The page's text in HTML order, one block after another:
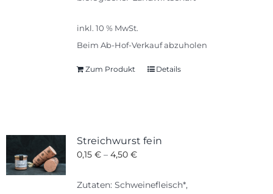
inkl. 10 % MwSt.
Beim Ab-Hof-Verkauf abzuholen
Zum Produkt Details
Streichwurst fein
0,15 €– 4,50 €
Zutaten: Schweinefleisch*,